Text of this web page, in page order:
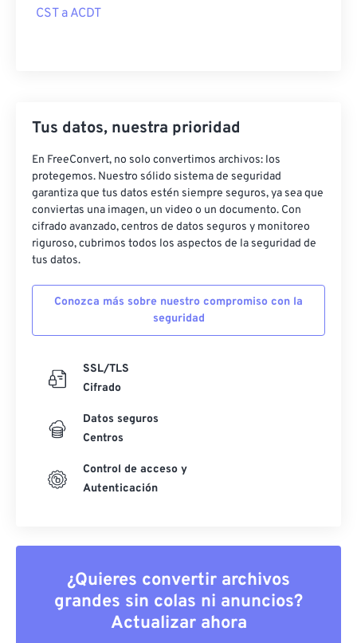
CST a ACDT
Tus datos, nuestra prioridad
En FreeConvert, no solo convertimos archivos: los
protegemos. Nuestro sólido sistema de seguridad
garantiza que tus datos estén siempre seguros, ya sea que
conviertas una imagen, un video o un documento. Con
cifrado avanzado, centros de datos seguros y monitoreo
riguroso, cubrimos todos los aspectos de la seguridad de
tus datos.
Conozca más sobre nuestro compromiso con la
seguridad
SSL/TLS
Cifrado
Datos seguros
Centros
Control de acceso y
Autenticación
¿Quieres convertir archivos
grandes sin colas ni anuncios?
Actualizar ahora